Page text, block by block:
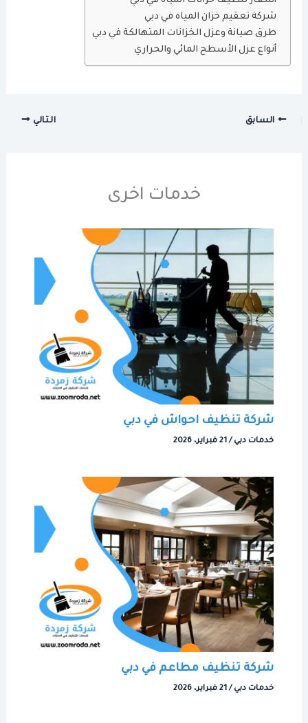
شركة تعقيم خزان المياه في دبي
طرق صيانة وعزل الخزانات المتهالكة في دبي
أنواع عزل الأسطح المائي والحراري
السابق التالي
خدمات اخرى
شركة تنظيف احواش في دبي
خدمات دبي /21 فبراير، 2026
شركة تنظيف مطاعم في دبي
خدمات دبي /21 فبراير، 2026